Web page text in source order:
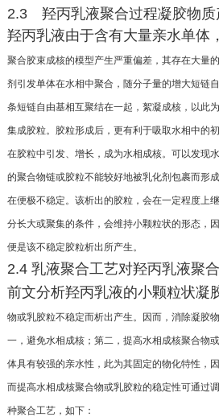
2.3 羟丙乳液聚合过程凝胶物质
羟丙乳液由于含有大量亲水单体
聚合胶束成核的模型产生严重偏差，其存在大量
剂引发单体在水相中聚合，随分子量的增大短链
条短链自由基相互聚结在一起， 絮凝成核，以此
集成胶粒。胶粒形成后，更有利于吸取水相中的
在胶粒中引发、增长，成为水相成核。可以发现
的聚合物链或胶粒不能较好地被乳化剂包裹而形
在便极不稳定。该析出的胶粒，会在一定程度上
分长大或聚集的条件，会维持小颗粒状的形态，因
便是该不稳定胶粒析出所产生。
2.4 乳液聚合工艺对羟丙乳液聚
前文分析羟丙乳液的小颗粒状凝
物或乳胶粒不稳定而析出产生。因而，消除凝胶
一，避免水相成核；第二，提高水相成核聚合物
体具有较强的亲水性，此为其固定的物化特性，
而提高水相成核聚合物或乳胶粒的稳定性可通过
种聚合工艺，如下：